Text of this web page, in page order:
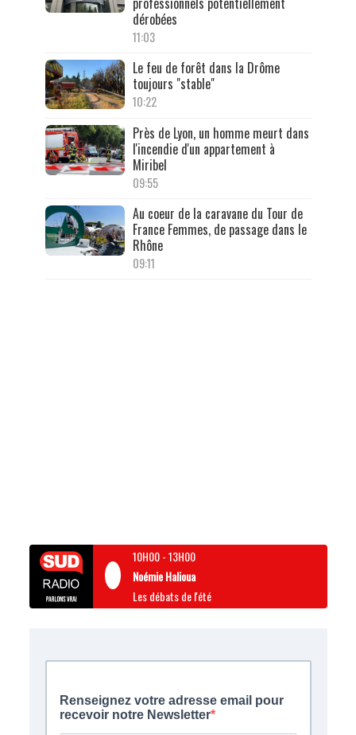
dérobées
11:03
Le feu de forêt dans la Drôme
toujours "stable"
10:22
Près de Lyon, un homme meurt dans
l'incendie d'un appartement à
Miribel
09:55
Au coeur de la caravane du Tour de
France Femmes, de passage dans le
Rhône
09:11
10H00-13H00
Noémie Halioua
Les débats de l'été